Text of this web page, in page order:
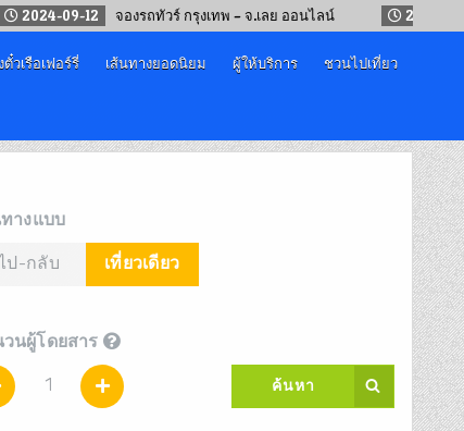
2024-09-12 จองรถทัวร์ กรุงเทพ – จ.เลย ออนไลน์ 2024-
วเรือเฟอร์รี่ เส้นทางยอดนิยม ผู้ให้บริการ
ชวนไปเที่ยว